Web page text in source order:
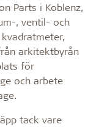
Parts i Koblenz,
, ventil- och
arkitektbyrån
för
och arbete
tack vare